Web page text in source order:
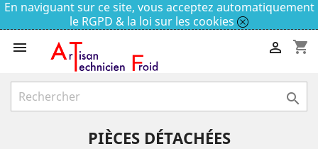
En naviguant sur ce site, vous acceptez automatiquement
le RGPD & la loi sur les cookies
 shopping_cart


PIÈCES DÉTACHÉES